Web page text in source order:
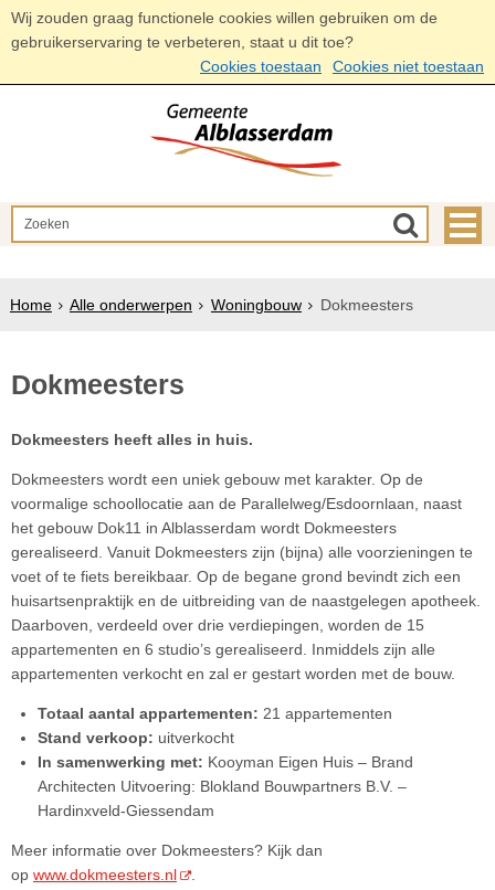
Wij zouden graag functionele cookies willen gebruiken om de
gebruikerservaring te verbeteren, staat u dit toe?
Cookies toestaan
Cookies niet toestaan
Home Alle onderwerpen Woningbouw Dokmeesters
Dokmeesters
Dokmeesters heeft alles in huis.
Dokmeesters wordt een uniek gebouw met karakter. Op de
voormalige schoollocatie aan de Parallelweg/Esdoornlaan, naast
het gebouw Dok11 in Alblasserdam wordt Dokmeesters
gerealiseerd. Vanuit Dokmeesters zijn (bijna) alle voorzieningen te
voet of te fiets bereikbaar. Op de begane grond bevindt zich een
huisartsenpraktijk en de uitbreiding van de naastgelegen apotheek.
Daarboven, verdeeld over drie verdiepingen, worden de 15
appartementen en 6 studio’s gerealiseerd. Inmiddels zijn alle
appartementen verkocht en zal er gestart worden met de bouw.
Totaal aantal appartementen: 21 appartementen
Stand verkoop: uitverkocht
In samenwerking met: Kooyman Eigen Huis – Brand
Architecten Uitvoering: Blokland Bouwpartners B.V. –
Hardinxveld-Giessendam
Meer informatie over Dokmeesters? Kijk dan
op www.dokmeesters.nl .